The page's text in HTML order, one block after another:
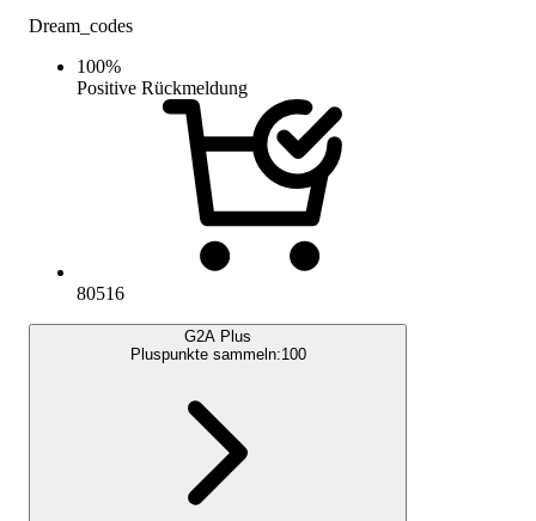
Dream_codes
100%
Positive Rückmeldung
80516
G2A Plus
Pluspunkte sammeln:100